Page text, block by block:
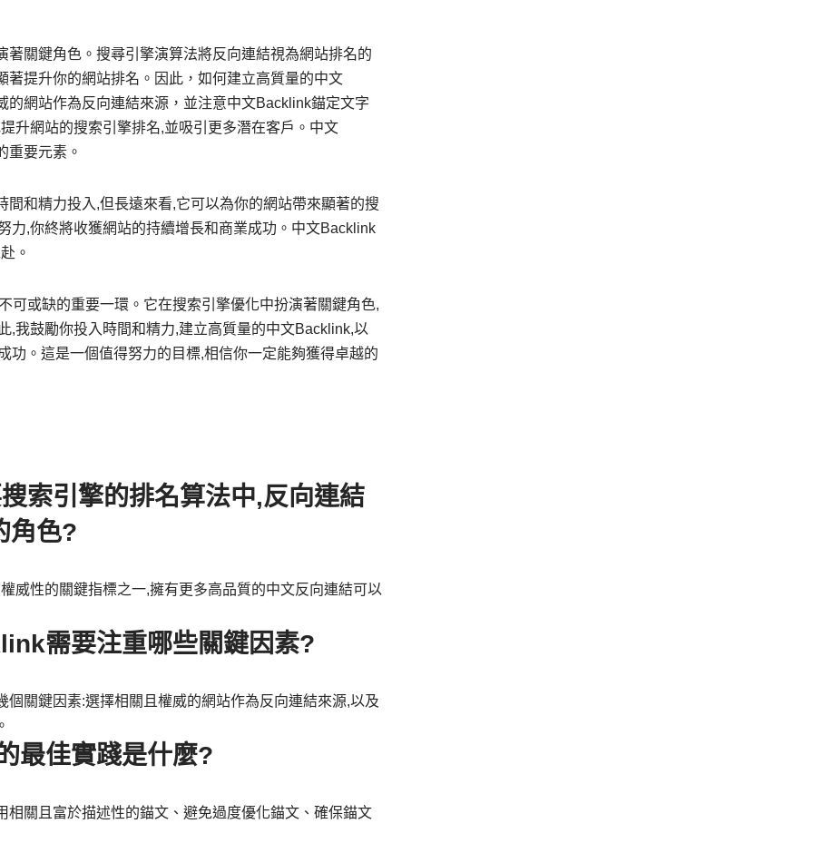
關鍵角色。搜尋引擎演算法將反向連結視為網站排名的
提升你的網站排名。因此，如何建立高質量的中文
網站作為反向連結來源，並注意中文Backlink錨定文字
升網站的搜索引擎排名,並吸引更多潛在客戶。中文
重要元素。
和精力投入,但長遠來看,它可以為你的網站帶來顯著的搜
力,你終將收獲網站的持續增長和商業成功。中文Backlink
。
可或缺的重要一環。它在搜索引擎優化中扮演著關鍵角色,
,我鼓勵你投入時間和精力,建立高質量的中文Backlink,以
功。這是一個值得努力的目標,相信你一定能夠獲得卓越的
索引擎的排名算法中,反向連結
角色?
威性的關鍵指標之一,擁有更多高品質的中文反向連結可以
需要注重哪些關鍵因素?
關鍵因素:選擇相關且權威的網站作為反向連結來源,以及
最佳實踐是什麼?
關且富於描述性的錨文、避免過度優化錨文、確保錨文